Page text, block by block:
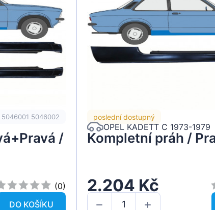
5046001 5046002
/
(0)
DO KOŠÍKU
poslední dostupný
OPEL KADETT C 1973-1979
Kompletní práh /
2.204 Kč